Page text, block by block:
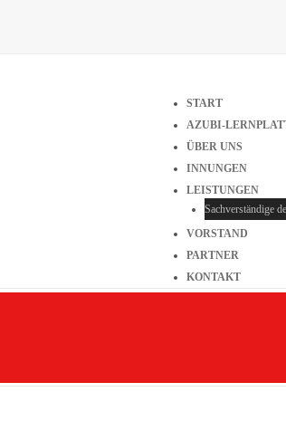
START
AZUBI-
ÜBER UNS
INNUNGEN
LEISTUNGEN
Sachverständige
VORSTAND
PARTNER
KONTAKT